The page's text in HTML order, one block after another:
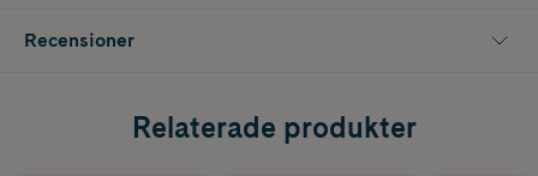
Recensioner
Relaterade produkter